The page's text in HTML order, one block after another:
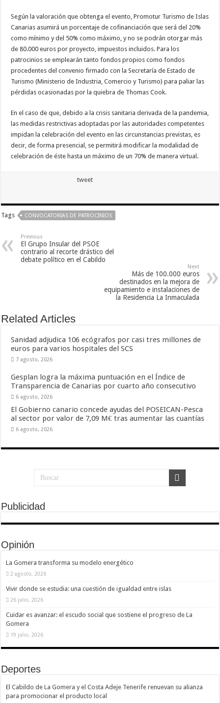
Según la valoración que obtenga el evento, Promotur Turismo de Islas
Canarias asumirá un porcentaje de cofinanciación que será del 20%
como mínimo y del 50% como máximo, y no se podrán otorgar más
de 80.000 euros por proyecto, impuestos incluidos. Para los
patrocinios se emplearán tanto fondos propios como fondos
procedentes del convenio firmado con la Secretaría de Estado de
Turismo (Ministerio de Industria, Comercio y Turismo) para paliar las
pérdidas ocasionadas por la quiebra de Thomas Cook.
En el caso de que, debido a la crisis sanitaria derivada de la pandemia,
las medidas restrictivas adoptadas por las autoridades competentes
impidan la celebración del evento en las circunstancias previstas, es
decir, de forma presencial, se permitirá modificar la modalidad de
celebración de éste hasta un máximo de un 70% de manera virtual.
tweet
Tags CONVOCATORIAS DE PATROCINIOS
Previous
El Grupo Insular del PSOE
contrario al recorte drástico del
debate político en el Cabildo
Next
Más de 100.000 euros
destinados en la mejora de
equipamiento e instalaciones de
la Residencia La Inmaculada
Related Articles
Sanidad adjudica 106 ecógrafos por casi tres millones de
euros para varios hospitales del SCS
7 agosto, 2026
Gesplan logra la máxima puntuación en el Índice de
Transparencia de Canarias por cuarto año consecutivo
6 agosto, 2026
El Gobierno canario concede ayudas del POSEICAN-Pesca
al sector por valor de 7,09 M€ tras aumentar las cuantías
6 agosto, 2026
Publicidad
Opinión
La Gomera transforma su modelo energético
2 agosto, 2026
Vivir donde se estudia: una cuestión de igualdad entre islas
26 julio, 2026
Cuidar es avanzar: el escudo social que sostiene el progreso de La
Gomera
19 julio, 2026
Deportes
El Cabildo de La Gomera y el Costa Adeje Tenerife renuevan su alianza
para promocionar el producto local